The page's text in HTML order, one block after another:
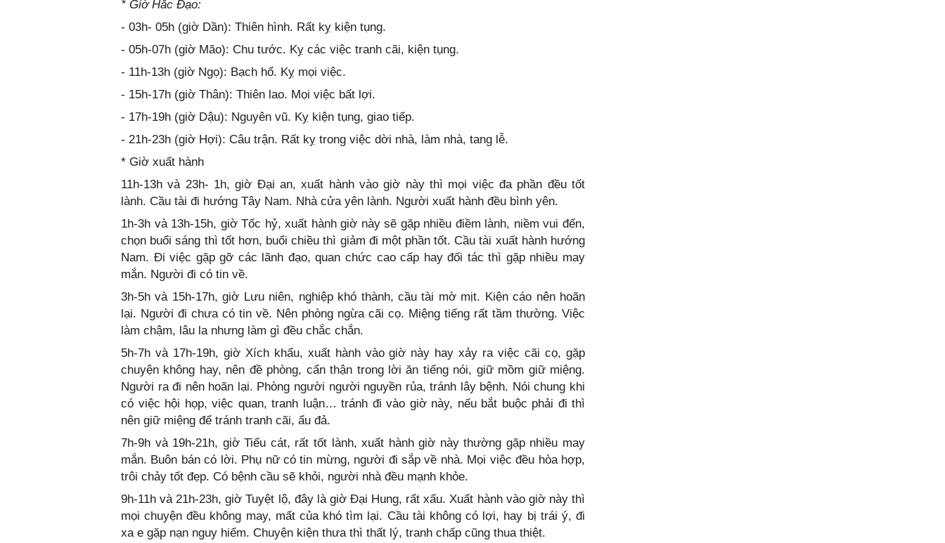
* Giờ Hắc Đạo:
- 03h- 05h (giờ Dần): Thiên hình. Rất kỵ kiện tụng.
- 05h-07h (giờ Mão): Chu tước. Kỵ các việc tranh cãi, kiện tụng.
- 11h-13h (giờ Ngọ): Bạch hổ. Kỵ mọi việc.
- 15h-17h (giờ Thân): Thiên lao. Mọi việc bất lợi.
- 17h-19h (giờ Dậu): Nguyên vũ. Kỵ kiện tụng, giao tiếp.
- 21h-23h (giờ Hợi): Câu trận. Rất kỵ trong việc dời nhà, làm nhà, tang lễ.
* Giờ xuất hành
11h-13h và 23h- 1h, giờ Đại an, xuất hành vào giờ này thì mọi việc đa phần đều tốt
lành. Cầu tài đi hướng Tây Nam. Nhà cửa yên lành. Người xuất hành đều bình yên.
1h-3h và 13h-15h, giờ Tốc hỷ, xuất hành giờ này sẽ gặp nhiều điềm lành, niềm vui đến,
chọn buổi sáng thì tốt hơn, buổi chiều thì giảm đi một phần tốt. Cầu tài xuất hành hướng
Nam. Đi việc gặp gỡ các lãnh đạo, quan chức cao cấp hay đối tác thì gặp nhiều may
mắn. Người đi có tin về.
3h-5h và 15h-17h, giờ Lưu niên, nghiệp khó thành, cầu tài mờ mịt. Kiện cáo nên hoãn
lại. Người đi chưa có tin về. Nên phòng ngừa cãi cọ. Miệng tiếng rất tầm thường. Việc
làm chậm, lâu la nhưng làm gì đều chắc chắn.
5h-7h và 17h-19h, giờ Xích khẩu, xuất hành vào giờ này hay xảy ra việc cãi cọ, gặp
chuyện không hay, nên đề phòng, cẩn thận trong lời ăn tiếng nói, giữ mồm giữ miệng.
Người ra đi nên hoãn lại. Phòng người người nguyền rủa, tránh lây bệnh. Nói chung khi
có việc hội họp, việc quan, tranh luận… tránh đi vào giờ này, nếu bắt buộc phải đi thì
nên giữ miệng để tránh tranh cãi, ẩu đả.
7h-9h và 19h-21h, giờ Tiểu cát, rất tốt lành, xuất hành giờ này thường gặp nhiều may
mắn. Buôn bán có lời. Phụ nữ có tin mừng, người đi sắp về nhà. Mọi việc đều hòa hợp,
trôi chảy tốt đẹp. Có bệnh cầu sẽ khỏi, người nhà đều mạnh khỏe.
9h-11h và 21h-23h, giờ Tuyệt lộ, đây là giờ Đại Hung, rất xấu. Xuất hành vào giờ này thì
mọi chuyện đều không may, mất của khó tìm lại. Cầu tài không có lợi, hay bị trái ý, đi
xa e gặp nạn nguy hiểm. Chuyện kiện thưa thì thất lý, tranh chấp cũng thua thiệt.